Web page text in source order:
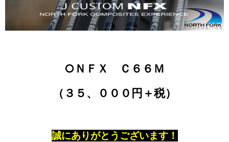
○ＮＦＸ Ｃ６６Ｍ
（３５、０００円＋税）
誠にありがとうございます！